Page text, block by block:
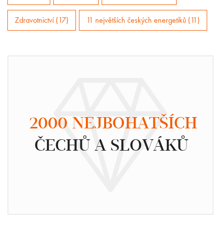
Zdravotnictví (17) 11 největších českých energetiků (11)
2000 NEJBOHATŠÍCH
ČECHŮ A SLOVÁKŮ